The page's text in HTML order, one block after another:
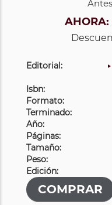
AHORA:
Editorial:
Isbn:
Formato:
Terminado:
Año:
Páginas:
Tamaño:
Peso:
Edición: